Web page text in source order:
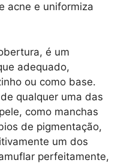
acne e uniformiza
é um
adequado,
ou como base.
qualquer uma das
como manchas
de pigmentação,
um dos
perfeitamente,